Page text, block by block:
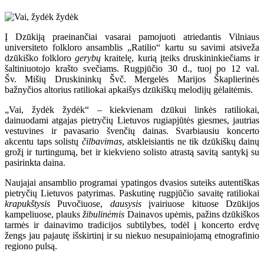
Į Dzūkiją praeinančiai vasarai pamojuoti atriedantis Vilniaus
universiteto folkloro ansamblis „Ratilio“ kartu su savimi atsiveža
dzūkiško folklorogerybų kraitelę, kurią įteiks druskininkiečiams ir
šaltiniuotojo krašto svečiams. Rugpjūčio 30 d., tuoj po 12 val.
Šv. Mišių Druskininkų Švč. Mergelės Marijos Škaplierinės
bažnyčios altorius ratiliokai apkaišys dzūkiškų melodijų gėlaitėmis.
„Vai, žydėk žydėk“ – kiekvienam dzūkui linkės ratiliokai,
dainuodami atgajas pietryčių Lietuvos rugiapjūtės giesmes, jautrias
vestuvines ir pavasario švenčių dainas. Svarbiausiu koncerto
akcentu taps solistų čilbavimas, atskleisiantis ne tik dzūkiškų dainų
grožį ir turtingumą, bet ir kiekvieno solisto atrastą savitą santykį su
pasirinkta daina.
Naujajai ansamblio programai ypatingos dvasios suteiks autentiškas
pietryčių Lietuvos patyrimas. Paskutinę rugpjūčio savaitę ratiliokai
krapukštysis Puvočiuose, dausysisįvairiuose kituose Dzūkijos
kampeliuose, plauksžibulinėmis Dainavos upėmis, pažins dzūkiškos
tarmės ir dainavimo tradicijos subtilybes, todėl į koncerto erdvę
žengs jau pajautę išskirtinį ir su niekuo nesupainiojamą etnografinio
regiono pulsą.